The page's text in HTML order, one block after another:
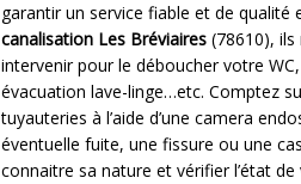
garantir un service fiable et de
canalisation Les Bréviaires (78610),
intervenir pour le déboucher votre
évacuation lave-linge…etc. Comptez
tuyauteries à l’aide d’une camera
éventuelle fuite, une fissure ou une
connaitre sa nature et vérifier l’état